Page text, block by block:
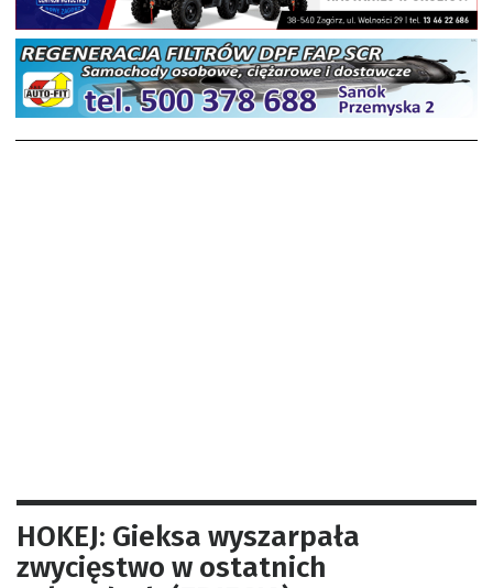
HOKEJ: Gieksa wyszarpała
zwycięstwo w ostatnich